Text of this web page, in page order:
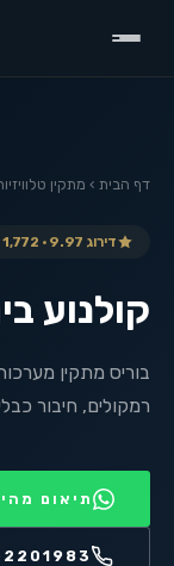
דף הבית › מתקין
דירוג 9.97 · 1,772 ביקורות מאומתות · מידרג
קולנוע
בוריס מתקין
רמקולים, חיבור
תיאום